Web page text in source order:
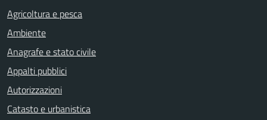
Agricoltura e pesca
Ambiente
Anagrafe e stato civile
Appalti pubblici
Autorizzazioni
Catasto e urbanistica